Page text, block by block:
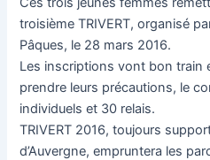
troisième TRIVERT, organisé
Pâques, le 28 mars 2016.
Les inscriptions vont bon train
prendre leurs précautions, le
individuels et 30 relais.
TRIVERT 2016, toujours
d’Auvergne, empruntera les